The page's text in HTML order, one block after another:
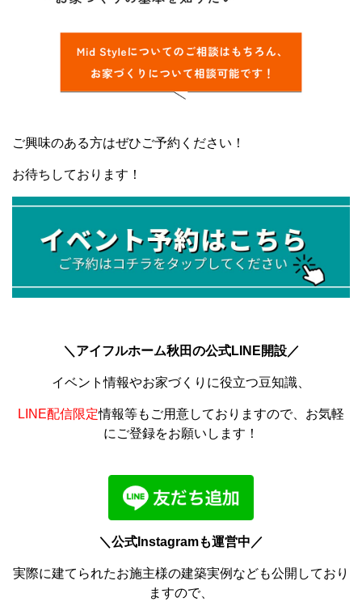
ご興味のある方はぜひご予約ください！
お待ちしております！
＼アイフルホーム秋田の公式LINE開設／
イベント情報やお家づくりに役立つ豆知識、
LINE配信限定情報等もご用意しておりますので、お気軽
にご登録をお願いします！
＼公式Instagramも運営中／
実際に建てられたお施主様の建築実例なども公開しており
ますので、